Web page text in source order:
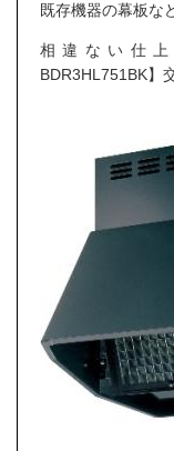
既存機器の幕板な
相違ない仕
BDR3HL751BK】